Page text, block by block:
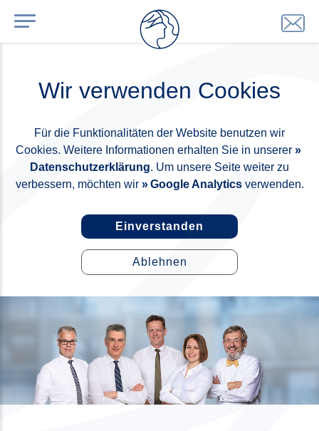
Wir verwenden Cookies
Für die Funktionalitäten der Website benutzen wir
Cookies. Weitere Informationen erhalten Sie in unserer
Datenschutzerklärung. Um unsere Seite weiter zu
verbessern, möchten wir
Google Analyticsverwenden.
Einverstanden
Ablehnen